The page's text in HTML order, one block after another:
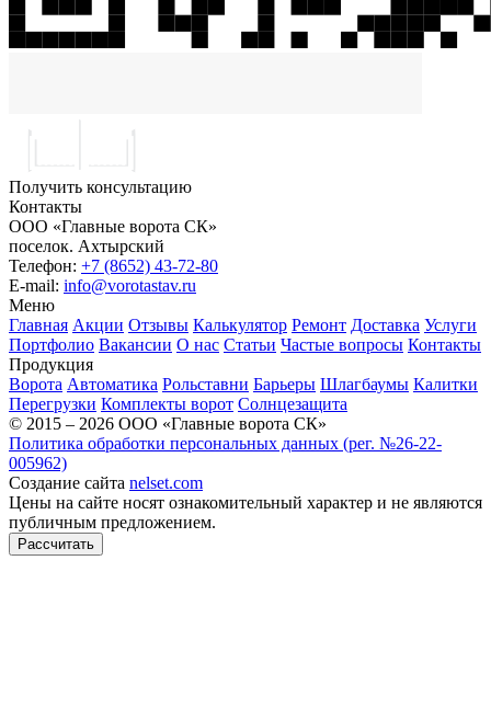
Получить консультацию
Контакты
ООО «Главные ворота СК»
поселок. Ахтырский
Телефон: +7 (8652) 43-72-80
E-mail: info@vorotastav.ru
Меню
Главная Акции Отзывы Калькулятор Ремонт Доставка Услуги
Портфолио Вакансии О нас Статьи Частые вопросы Контакты
Продукция
Ворота Автоматика Рольставни Барьеры Шлагбаумы Калитки
Перегрузки Комплекты ворот Солнцезащита
© 2015 – 2026 ООО «Главные ворота СК»
Политика обработки персональных данных (рег. №26-22-
005962)
Создание сайта nelset.com
Цены на сайте носят ознакомительный характер и не являются
публичным предложением.
Рассчитать